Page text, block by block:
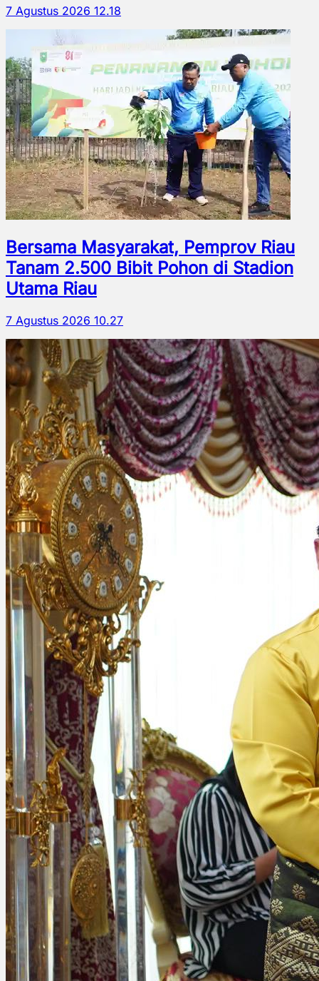
7 Agustus 2026 12.18
Bersama Masyarakat, Pemprov Riau
Tanam 2.500 Bibit Pohon di Stadion
Utama Riau
7 Agustus 2026 10.27